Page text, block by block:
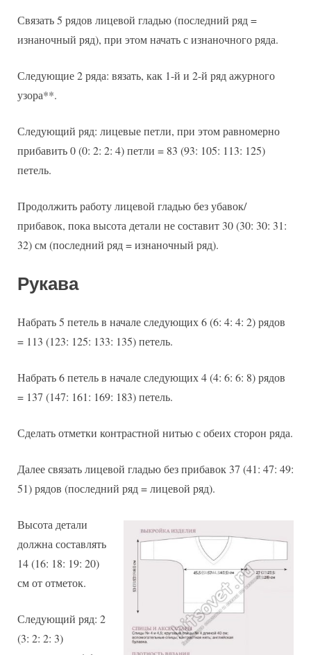
Связать 5 рядов лицевой гладью (последний ряд =
изнаночный ряд), при этом начать с изнаночного ряда.
Следующие 2 ряда: вязать, как 1-й и 2-й ряд ажурного
узора**.
Следующий ряд: лицевые петли, при этом равномерно
прибавить 0 (0: 2: 2: 4) петли = 83 (93: 105: 113: 125)
петель.
Продолжить работу лицевой гладью без убавок/
прибавок, пока высота детали не составит 30 (30: 30: 31:
32) см (последний ряд = изнаночный ряд).
Рукава
Набрать 5 петель в начале следующих 6 (6: 4: 4: 2) рядов
= 113 (123: 125: 133: 135) петель.
Набрать 6 петель в начале следующих 4 (4: 6: 6: 8) рядов
= 137 (147: 161: 169: 183) петель.
Сделать отметки контрастной нитью с обеих сторон ряда.
Далее связать лицевой гладью без прибавок 37 (41: 47: 49:
51) рядов (последний ряд = лицевой ряд).
Высота детали
должна составлять
14 (16: 18: 19: 20)
см от отметок.
Следующий ряд: 2
(3: 2: 2: 3)